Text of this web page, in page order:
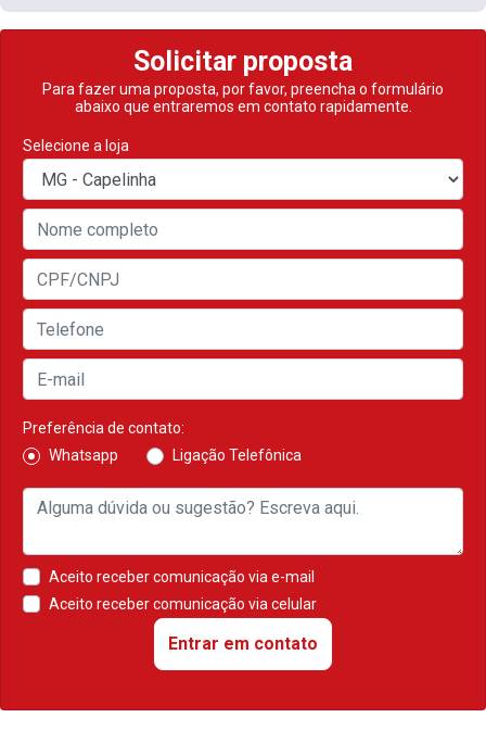
Solicitar proposta
Para fazer uma proposta, por favor, preencha o formulário
abaixo que entraremos em contato rapidamente.
Selecione a loja
Preferência de contato:
Whatsapp
Ligação Telefônica
Aceito receber comunicação via e-mail
Aceito receber comunicação via celular
Entrar em contato